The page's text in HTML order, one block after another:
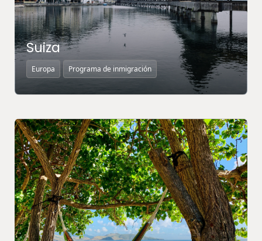
Suiza
Europa Programa de inmigración